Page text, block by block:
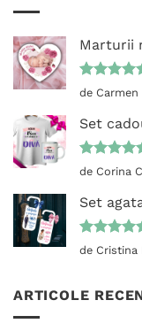
Marturii
Evaluat la
de Carmen
Set
Evaluat la
de Corina
Set
Evaluat la
de Cristina
ARTICOLE